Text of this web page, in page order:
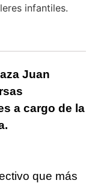
Juan
a cargo de la
que más